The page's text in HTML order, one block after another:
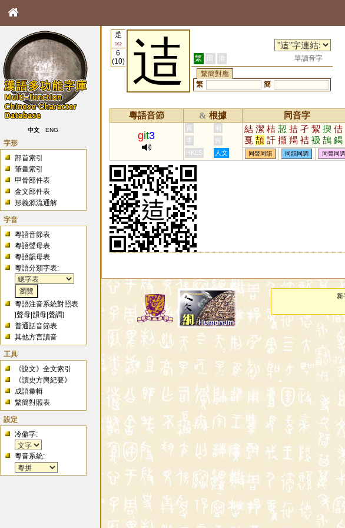
中文 ENG
字形
部首索引
筆畫索引
甲骨部件表
金文部件表
形義源流通解
字音
粵語音節表
粵語聲母表
粵語韻母表
粵語分類字表:
粵語注音系統對照表
[聲母 |韻母 |聲調]
普通話音節表
其他方言讀音
工具
《說文》全文索引
《讀史方輿紀要》
成語彙輯
繁簡對照表
設定
冷僻字:
粵音系統:
辵
162
6
(10)
迼 繁 簡 港
單讀音字
繁簡對應
繁
簡
粵語音節 & 根據 同音字
git3
黃 周 結 潔 桔 恝 拮 孑 絜 揳 佶
戛 頡 訐 擷 羯 袺 衱 鴶 鍻
磍 狤 扴 洁 洯 岊 鮚
李
何
HKLS
人文 同聲同韻 同韻同調 同聲同調
新